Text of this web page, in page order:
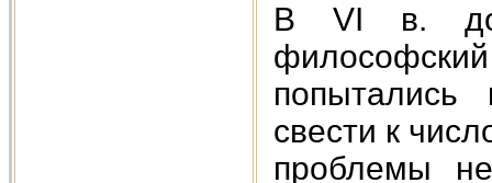
В VI в. до
попытались
свести к
проблемы